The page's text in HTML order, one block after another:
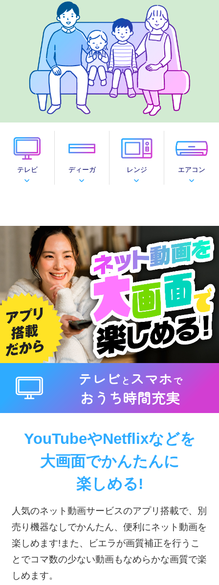
テレビ ディーガ レンジ エアコン
テレビ と スマホで
おうち時間充実
YouTubeやNetflixなどを
大画面でかんたんに
楽しめる!
人気のネット動画サービスのアプリ搭載で、別
売り機器なしでかんたん、便利にネット動画を
楽しめます!また、ビエラが画質補正を行うこ
とでコマ数の少ない動画もなめらかな画質で楽
しめます。